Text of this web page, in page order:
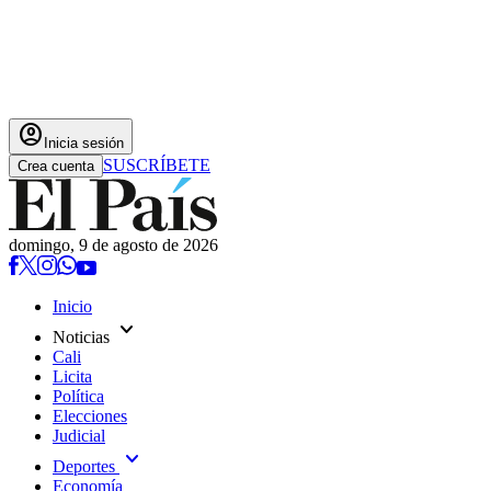
account_circle Inicia sesión
Crea cuenta SUSCRÍBETE
domingo, 9 de agosto de 2026
Inicio
Noticias expand_more
Cali
Licita
Política
Elecciones
Judicial
Deportes expand_more
Economía